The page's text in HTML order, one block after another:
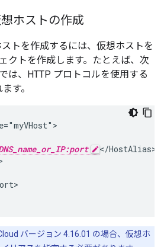
ホストの作成
トを作成するには、仮想ホストを
クトを作成します。たとえば、次
は、HTTP プロトコルを使用する
す。
</HostAlias>
バージョン 4.16.01 の場合、仮想ホ